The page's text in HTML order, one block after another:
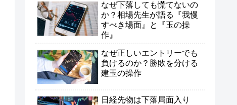
なぜ下落しても慌てないの
か？相場先生が語る『我慢
すべき場面』と『玉の操
作』
なぜ正しいエントリーでも
負けるのか？勝敗を分ける
建玉の操作
日経先物は下落局面入り